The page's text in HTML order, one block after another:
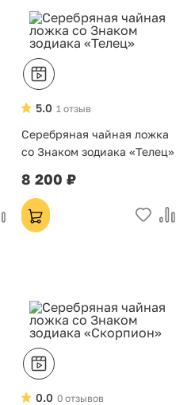
1 отзыв
5.0
Серебряная чайная ложка
со Знаком зодиака «Телец»
8 200 ₽
0 отзывов
0.0